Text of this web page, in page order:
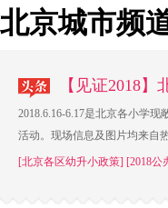
北京城市频
【见证2018
2018.6.16-6.17是北京各小学
活动。现场信息及图片均来自
[北京各区幼升小政策] [2018公